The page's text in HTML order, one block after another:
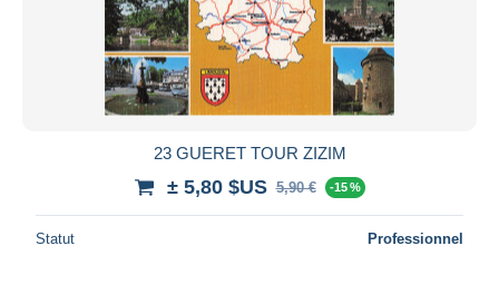
23 GUERET TOUR ZIZIM
± 5,80 $US 5,90 € -15 %
Statut Professionnel